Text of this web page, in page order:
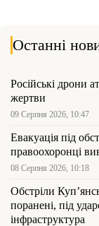
Останні
Російські дрони
жертви
09 Серпня 2026, 10:47
Евакуація під
правоохоронці
08 Серпня 2026, 10:18
Обстріли
поранені, під
інфраструктура